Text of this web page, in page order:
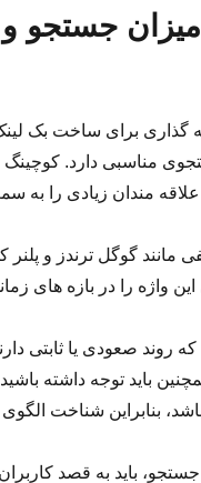
جستجو و
گذاری برای ساخت بک
مناسبی دارد. کوچینگ
مندان زیادی را به
مانند گوگل ترندز و
واژه را در بازه های
که روند صعودی یا ثابتی
باید توجه داشته
بنابراین شناخت
باید به قصد